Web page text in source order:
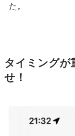
た。
タイミングが
せ！